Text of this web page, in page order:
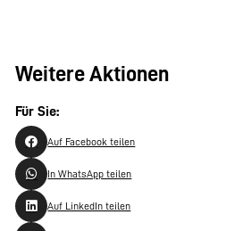
Weitere Aktionen
Für Sie:
Auf Facebook teilen
In WhatsApp teilen
Auf LinkedIn teilen